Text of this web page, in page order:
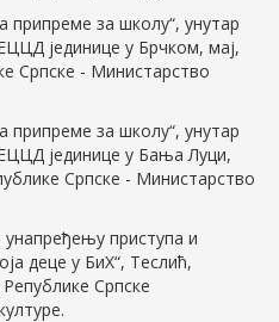
припреме за школу“, унутар
јединице у Брчком, мај,
Српске - Министарство
припреме за школу“, унутар
јединице у Бања Луци,
Српске - Министарство
приступа и
деце у БиХ“, Теслић,
Српске